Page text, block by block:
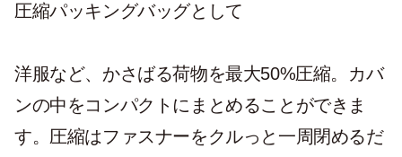
圧縮パッキングバッグとして
洋服など、かさばる荷物を最大50%圧縮。カバ
ンの中をコンパクトにまとめることができま
す。圧縮はファスナーをクルっと一周閉めるだ